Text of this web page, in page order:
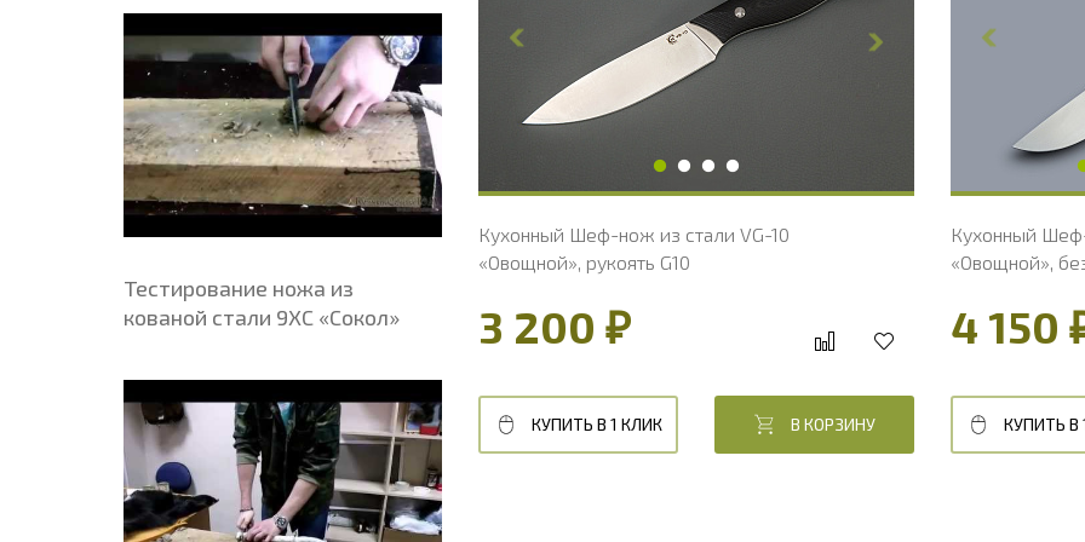
Ширина рукояти, мм
29
Длина рукояти, мм
Толщина рукояти, мм
23
Твердость клинка, HRC
60 - 61 HRC
Кухонный Шеф-нож из стали VG-10
4 150 ₽
КУПИТЬ В 1 КЛИК В КОРЗИНУ
Толщина обуха, мм
Ширина рукояти, мм
Длина рукояти, мм
Толщина рукояти, мм
Твердость клинка, HRC
Кухонный Шеф-нож из стали VG-10
«Овощной», рукоять G10
3 200 ₽
КУПИТЬ В 1 КЛИК В КОРЗИНУ
Длина
Кухонный
«Овощной»,
4 150
КУПИТЬ В
Тестирование ножа из
кованой стали 9ХС «Сокол»